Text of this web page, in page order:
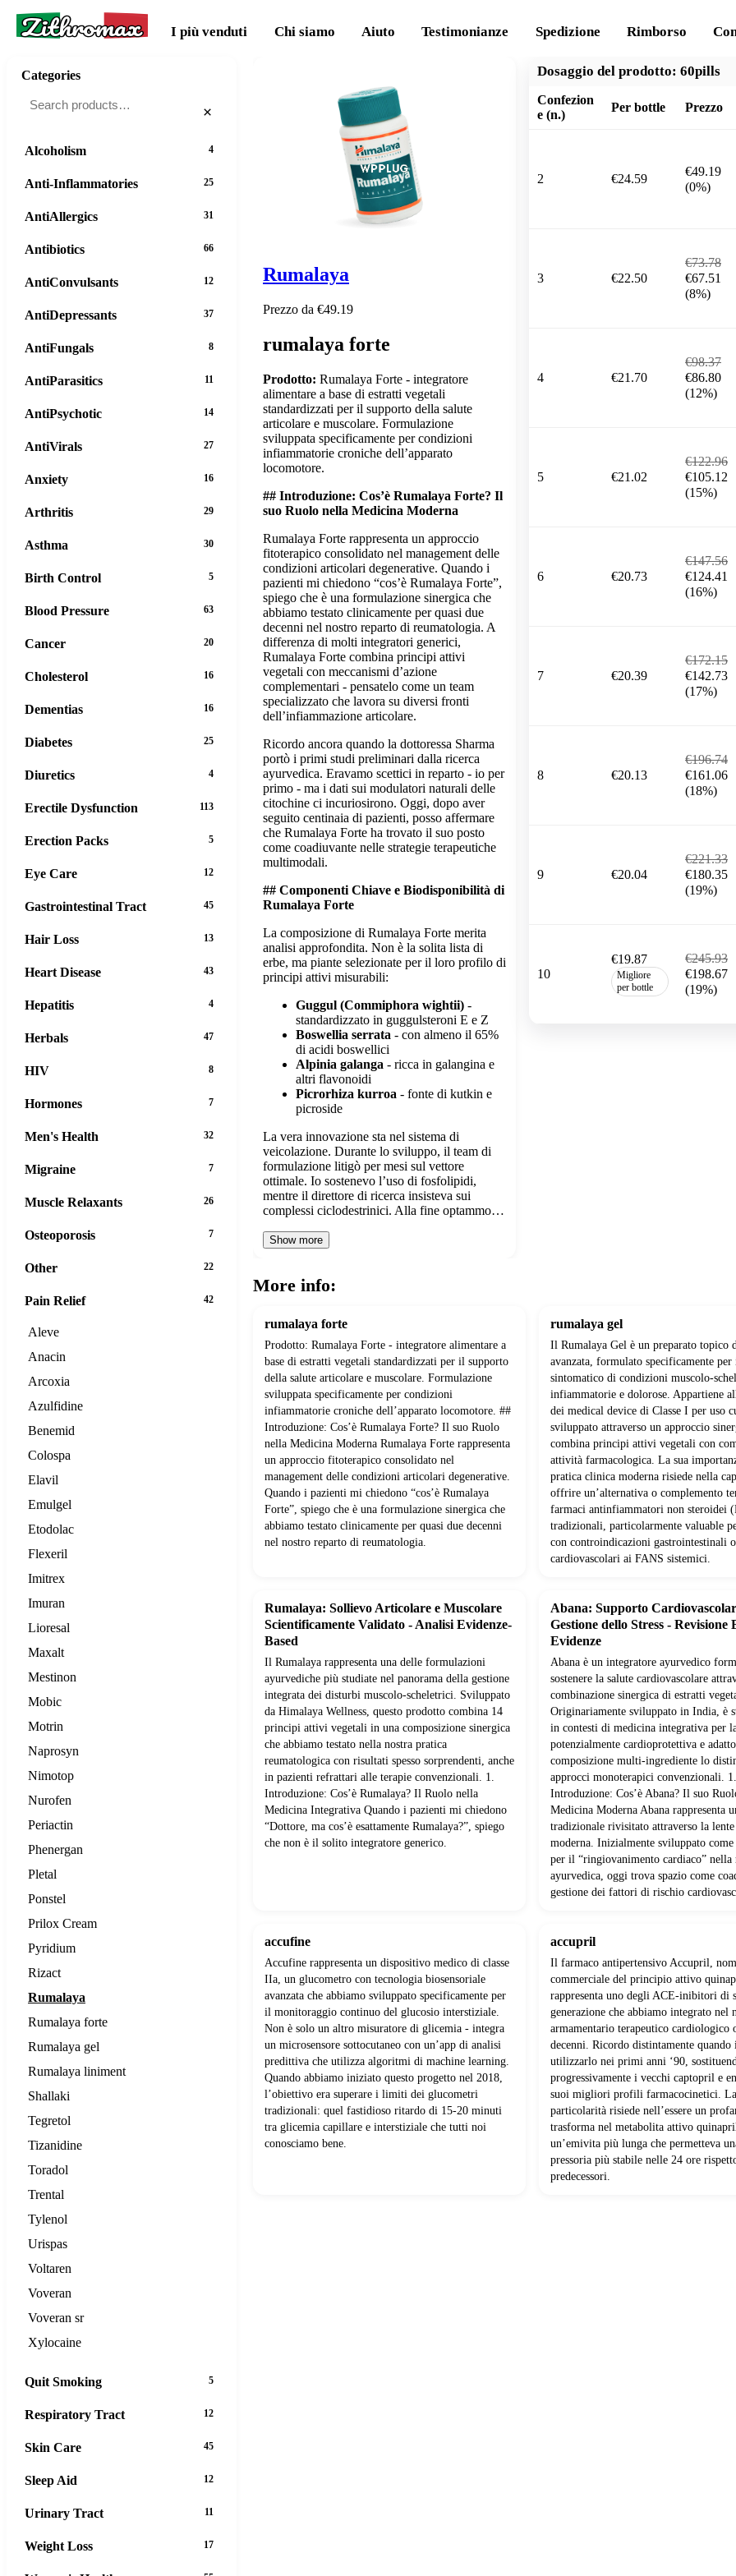
Zithromax I più venduti Chi siamo Aiuto Testimonianze Spedizione Rimborso
Rumalaya
Prezzo da €49.19
rumalaya forte
Prodotto: Rumalaya Forte - integratore
alimentare a base di estratti vegetali
standardizzati per il supporto della salute
articolare e muscolare. Formulazione
sviluppata specificamente per condizioni
infiammatorie croniche dell’apparato
locomotore.
## Introduzione: Cos’è Rumalaya Forte? Il
suo Ruolo nella Medicina Moderna
Rumalaya Forte rappresenta un approccio
fitoterapico consolidato nel management delle
condizioni articolari degenerative. Quando i
pazienti mi chiedono “cos’è Rumalaya Forte”,
spiego che è una formulazione sinergica che
abbiamo testato clinicamente per quasi due
decenni nel nostro reparto di reumatologia. A
differenza di molti integratori generici,
Rumalaya Forte combina principi attivi
vegetali con meccanismi d’azione
complementari - pensatelo come un team
specializzato che lavora su diversi fronti
dell’infiammazione articolare.
Ricordo ancora quando la dottoressa Sharma
portò i primi studi preliminari dalla ricerca
ayurvedica. Eravamo scettici in reparto - io per
primo - ma i dati sui modulatori naturali delle
citochine ci incuriosirono. Oggi, dopo aver
seguito centinaia di pazienti, posso affermare
che Rumalaya Forte ha trovato il suo posto
come coadiuvante nelle strategie terapeutiche
multimodali.
## Componenti Chiave e Biodisponibilità di
Rumalaya Forte
La composizione di Rumalaya Forte merita
analisi approfondita. Non è la solita lista di
erbe, ma piante selezionate per il loro profilo di
principi attivi misurabili:
Guggul (Commiphora wightii) -
standardizzato in guggulsteroni E e Z
Boswellia serrata - con almeno il 65%
di acidi boswellici
Alpinia galanga - ricca in galangina e
altri flavonoidi
Picrorhiza kurroa - fonte di kutkin e
picroside
La vera innovazione sta nel sistema di
veicolazione. Durante lo sviluppo, il team di
formulazione litigò per mesi sul vettore
ottimale. Io sostenevo l’uso di fosfolipidi,
mentre il direttore di ricerca insisteva sui
complessi ciclodestrinici. Alla fine optammo…
Show more
Dosaggio del prodotto: 60pills
Confezion
e (n.)
Per bottle Prezzo
2 €24.59
€49.19
(0%)
3 €22.50
€73.78
€67.51
(8%)
4 €21.70
€98.37
€86.80
(12%)
5 €21.02
€122.96
€105.12
(15%)
6 €20.73
€147.56
€124.41
(16%)
7 €20.39
€172.15
€142.73
(17%)
8 €20.13
€196.74
€161.06
(18%)
9 €20.04
€221.33
€180.35
(19%)
10
€19.87
Migliore
per bottle
€245.93
€198.67
(19%)
More info:
rumalaya forte
Prodotto: Rumalaya Forte - integratore alimentare a
base di estratti vegetali standardizzati per il supporto
della salute articolare e muscolare. Formulazione
sviluppata specificamente per condizioni
infiammatorie croniche dell’apparato locomotore. ##
Introduzione: Cos’è Rumalaya Forte? Il suo Ruolo
nella Medicina Moderna Rumalaya Forte rappresenta
un approccio fitoterapico consolidato nel
management delle condizioni articolari degenerative.
Quando i pazienti mi chiedono “cos’è Rumalaya
Forte”, spiego che è una formulazione sinergica che
abbiamo testato clinicamente per quasi due decenni
nel nostro reparto di reumatologia.
rumalaya gel
Il Rumalaya Gel è un preparato topico
avanzata, formulato specificamente
sintomatico di condizioni muscolo-
infiammatorie e dolorose. Appartiene
dei medical device di Classe I per uso
sviluppato attraverso un approccio
combina principi attivi vegetali con
attività farmacologica. La sua
pratica clinica moderna risiede nella
offrire un’alternativa o complemento
farmaci antinfiammatori non steroidei
tradizionali, particolarmente valuable
con controindicazioni gastrointestinali o
cardiovascolari ai FANS sistemici.
Rumalaya: Sollievo Articolare e Muscolare
Scientificamente Validato - Analisi Evidenze-
Based
Il Rumalaya rappresenta una delle formulazioni
ayurvediche più studiate nel panorama della gestione
integrata dei disturbi muscolo-scheletrici. Sviluppato
da Himalaya Wellness, questo prodotto combina 14
principi attivi vegetali in una composizione sinergica
che abbiamo testato nella nostra pratica
reumatologica con risultati spesso sorprendenti, anche
in pazienti refrattari alle terapie convenzionali. 1.
Introduzione: Cos’è Rumalaya? Il Ruolo nella
Medicina Integrativa Quando i pazienti mi chiedono
“Dottore, ma cos’è esattamente Rumalaya?”, spiego
che non è il solito integratore generico.
Abana: Supporto
Gestione dello Stress - Revisione
Evidenze
Abana è un integratore ayurvedico
sostenere la salute cardiovascolare
combinazione sinergica di estratti
Originariamente sviluppato in India, è
in contesti di medicina integrativa per
potenzialmente cardioprotettiva e
composizione multi-ingrediente lo
approcci monoterapici convenzionali. 1.
Introduzione: Cos’è Abana? Il suo
Medicina Moderna Abana rappresenta
tradizionale rivisitato attraverso la
moderna. Inizialmente sviluppato
per il “ringiovanimento cardiaco” nella
ayurvedica, oggi trova spazio come
gestione dei fattori di rischio
accufine
Accufine rappresenta un dispositivo medico di classe
IIa, un glucometro con tecnologia biosensoriale
avanzata che abbiamo sviluppato specificamente per
il monitoraggio continuo del glucosio interstiziale.
Non è solo un altro misuratore di glicemia - integra
un microsensore sottocutaneo con un’app di analisi
predittiva che utilizza algoritmi di machine learning.
Quando abbiamo iniziato questo progetto nel 2018,
l’obiettivo era superare i limiti dei glucometri
tradizionali: quel fastidioso ritardo di 15-20 minuti
tra glicemia capillare e interstiziale che tutti noi
conosciamo bene.
accupril
Il farmaco antipertensivo Accupril,
commerciale del principio attivo
rappresenta uno degli ACE-inibitori di
generazione che abbiamo integrato nel
armamentario terapeutico cardiologico
decenni. Ricordo distintamente quando
utilizzarlo nei primi anni ‘90,
progressivamente i vecchi captopril e
suoi migliori profili farmacocinetici.
particolarità risiede nell’essere un
trasforma nel metabolita attivo
un’emivita più lunga che permetteva
pressoria più stabile nelle 24 ore
predecessori.
Categories
×
Alcoholism 4
Anti-Inflammatories 25
AntiAllergics 31
Antibiotics 66
AntiConvulsants 12
AntiDepressants 37
AntiFungals 8
AntiParasitics 11
AntiPsychotic 14
AntiVirals 27
Anxiety 16
Arthritis 29
Asthma 30
Birth Control 5
Blood Pressure 63
Cancer 20
Cholesterol 16
Dementias 16
Diabetes 25
Diuretics 4
Erectile Dysfunction 113
Erection Packs 5
Eye Care 12
Gastrointestinal Tract 45
Hair Loss 13
Heart Disease 43
Hepatitis 4
Herbals 47
HIV 8
Hormones 7
Men's Health 32
Migraine 7
Muscle Relaxants 26
Osteoporosis 7
Other 22
Pain Relief 42
Aleve
Anacin
Arcoxia
Azulfidine
Benemid
Colospa
Elavil
Emulgel
Etodolac
Flexeril
Imitrex
Imuran
Lioresal
Maxalt
Mestinon
Mobic
Motrin
Naprosyn
Nimotop
Nurofen
Periactin
Phenergan
Pletal
Ponstel
Prilox Cream
Pyridium
Rizact
Rumalaya
Rumalaya forte
Rumalaya gel
Rumalaya liniment
Shallaki
Tegretol
Tizanidine
Toradol
Trental
Tylenol
Urispas
Voltaren
Voveran
Voveran sr
Xylocaine
Quit Smoking 5
Respiratory Tract 12
Skin Care 45
Sleep Aid 12
Urinary Tract 11
Weight Loss 17